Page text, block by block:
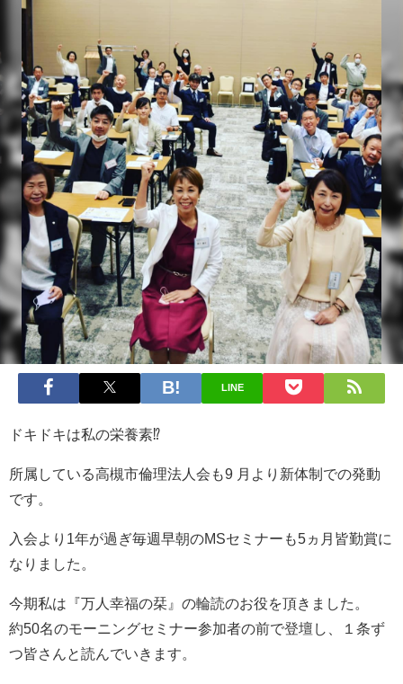
LINE
ドキドキは私の栄養素⁉️
所属している高槻市倫理法人会も9 月より新体制での発動
です。
入会より1年が過ぎ毎週早朝のMSセミナーも5ヵ月皆勤賞に
なりました。
今期私は『万人幸福の栞』の輪読のお役を頂きました。
約50名のモーニングセミナー参加者の前で登壇し、１条ず
つ皆さんと読んでいきます。